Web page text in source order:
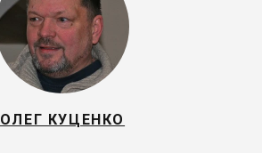
ОЛЕГ КУЦЕНКО